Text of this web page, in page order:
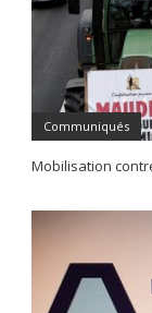
Communiqués
Mobilisation